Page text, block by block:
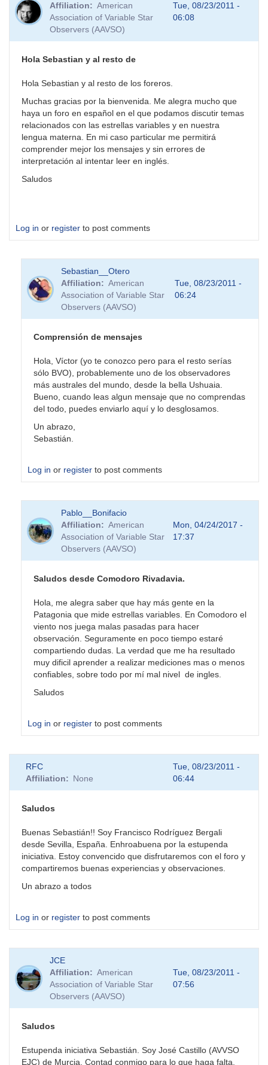
Affiliation
American
Association of Variable Star
Observers (AAVSO)
Tue, 08/23/2011 -
06:08
Hola Sebastian y al resto de
Hola Sebastian y al resto de los foreros.
Muchas gracias por la bienvenida. Me alegra mucho que
haya un foro en español en el que podamos discutir temas
relacionados con las estrellas variables y en nuestra
lengua materna. En mi caso particular me permitirá
comprender mejor los mensajes y sin errores de
interpretación al intentar leer en inglés.
Saludos
Log in or register to post comments
Sebastian__Otero
Affiliation
American
Association of Variable Star
Observers (AAVSO)
Tue, 08/23/2011 -
06:24
Comprensión de mensajes
Hola, Víctor (yo te conozco pero para el resto serías
sólo BVO), probablemente uno de los observadores
más australes del mundo, desde la bella Ushuaia.
Bueno, cuando leas algun mensaje que no comprendas
del todo, puedes enviarlo aquí y lo desglosamos.
Un abrazo,
Sebastián.
Log in or register to post comments
reply
to
Hola
BVO
Pablo__Bonifacio
Affiliation
American
Association of Variable Star
Observers (AAVSO)
Mon, 04/24/2017 -
17:37
Saludos desde Comodoro Rivadavia.
Hola, me alegra saber que hay más gente en la
Patagonia que mide estrellas variables. En Comodoro el
viento nos juega malas pasadas para hacer
observación. Seguramente en poco tiempo estaré
compartiendo dudas. La verdad que me ha resultado
muy dificil aprender a realizar mediciones mas o menos
confiables, sobre todo por mí mal nivel de ingles.
Saludos
Log in or register to post comments
reply
to
Sebastian
al
resto
de
by
RFC
Affiliation
None
Tue, 08/23/2011 -
06:44
Saludos
Buenas Sebastián!! Soy Francisco Rodríguez Bergali
desde Sevilla, España. Enhroabuena por la estupenda
iniciativa. Estoy convencido que disfrutaremos con el foro y
compartiremos buenas experiencias y observaciones.
Un abrazo a todos
Log in or register to post comments
JCE
Affiliation
American
Association of Variable Star
Observers (AAVSO)
Tue, 08/23/2011 -
07:56
Saludos
Estupenda iniciativa Sebastián. Soy José Castillo (AVVSO
EJC) de Murcia. Contad conmigo para lo que haga falta.